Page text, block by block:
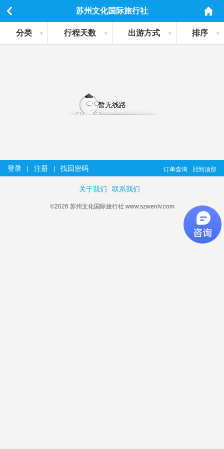
苏州文化国际旅行社
分类 行程天数 出游方式 排序
暂无线路
登录 注册 找回密码 回到顶部
订单查询
关于我们 联系我们
©2026 苏州文化国际旅行社 www.szwenlv.com